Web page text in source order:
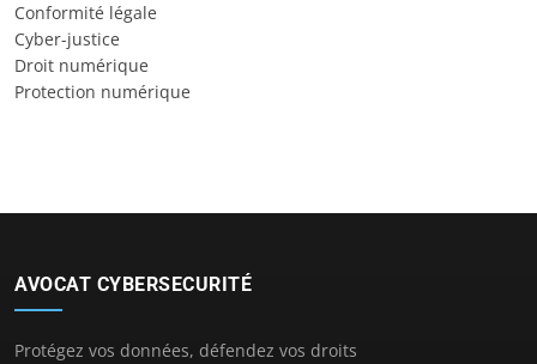
Conformité légale
Cyber-justice
Droit numérique
Protection numérique
AVOCAT CYBERSECURITÉ
Protégez vos données, défendez vos droits